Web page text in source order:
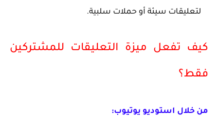
لتعليقات سيئة أو حملات سلبية.
كيف تفعل ميزة التعليقات للمشتركين
فقط؟
من خلال استوديو يوتيوب: